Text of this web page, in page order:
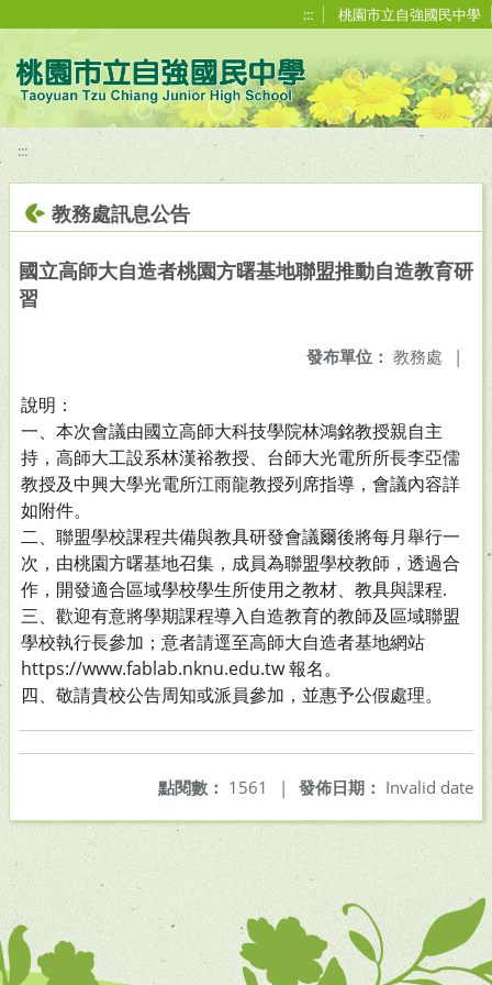
::: 桃園市立自強國民中學
:::
教務處訊息公告
國立高師大自造者桃園方曙基地聯盟推動自造教育研
習
發布單位： 教務處 |
說明：
一、本次會議由國立高師大科技學院林鴻銘教授親自主
持，高師大工設系林漢裕教授、台師大光電所所長李亞儒
教授及中興大學光電所江雨龍教授列席指導，會議內容詳
如附件。
二、聯盟學校課程共備與教具研發會議爾後將每月舉行一
次，由桃園方曙基地召集，成員為聯盟學校教師，透過合
作，開發適合區域學校學生所使用之教材、教具與課程.
三、歡迎有意將學期課程導入自造教育的教師及區域聯盟
學校執行長參加；意者請逕至高師大自造者基地網站
https://www.fablab.nknu.edu.tw 報名。
四、敬請貴校公告周知或派員參加，並惠予公假處理。
發佈日期： Invalid date
點閱數： 1561 |